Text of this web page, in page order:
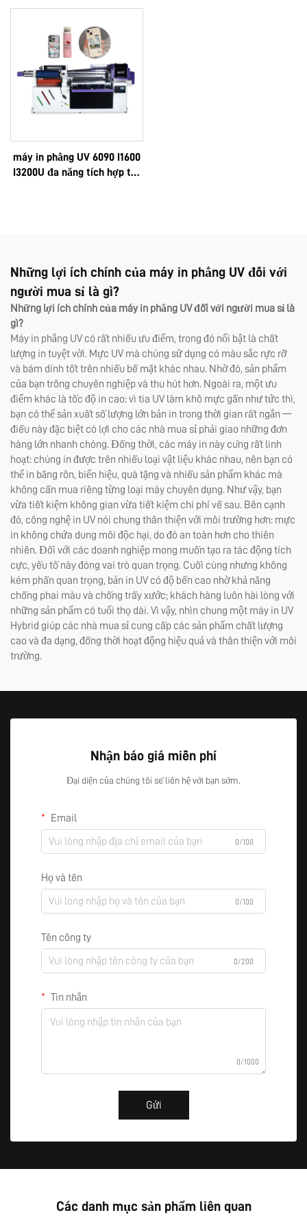
máy in phẳng UV 6090 I1600
I3200U đa năng tích hợp tất
Những lợi ích chính của máy in phẳng UV đối với
người mua sỉ là gì?
Những lợi ích chính của máy in phẳng UV đối với người mua sỉ là
gì?
Máy in phẳng UV có rất nhiều ưu điểm, trong đó nổi bật là chất
lượng in tuyệt vời. Mực UV mà chúng sử dụng có màu sắc rực rỡ
và bám dính tốt trên nhiều bề mặt khác nhau. Nhờ đó, sản phẩm
của bạn trông chuyên nghiệp và thu hút hơn. Ngoài ra, một ưu
điểm khác là tốc độ in cao: vì tia UV làm khô mực gần như tức thì,
bạn có thể sản xuất số lượng lớn bản in trong thời gian rất ngắn —
điều này đặc biệt có lợi cho các nhà mua sỉ phải giao những đơn
hàng lớn nhanh chóng. Đồng thời, các máy in này cũng rất linh
hoạt: chúng in được trên nhiều loại vật liệu khác nhau, nên bạn có
thể in băng rôn, biển hiệu, quà tặng và nhiều sản phẩm khác mà
không cần mua riêng từng loại máy chuyên dụng. Như vậy, bạn
vừa tiết kiệm không gian vừa tiết kiệm chi phí về sau. Bên cạnh
đó, công nghệ in UV nói chung thân thiện với môi trường hơn: mực
in không chứa dung môi độc hại, do đó an toàn hơn cho thiên
nhiên. Đối với các doanh nghiệp mong muốn tạo ra tác động tích
cực, yếu tố này đóng vai trò quan trọng. Cuối cùng nhưng không
kém phần quan trọng, bản in UV có độ bền cao nhờ khả năng
chống phai màu và chống trầy xước; khách hàng luôn hài lòng với
những sản phẩm có tuổi thọ dài. Vì vậy, nhìn chung một máy in UV
Hybrid giúp các nhà mua sỉ cung cấp các sản phẩm chất lượng
cao và đa dạng, đồng thời hoạt động hiệu quả và thân thiện với môi
trường.
Nhận báo giá miễn phí
Đại diện của chúng tôi sẽ liên hệ với bạn sớm.
Email
0/100
Họ và tên
0/100
Tên công ty
0/200
Tin nhắn
0/1000
Gửi
Các danh mục sản phẩm liên quan